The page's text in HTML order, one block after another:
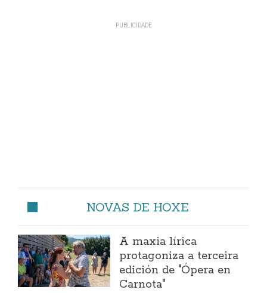
NOVAS DE HOXE
A maxia lírica
protagoniza a terceira
edición de "Ópera en
Carnota"